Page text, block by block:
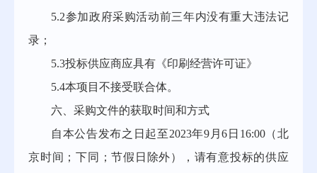
5.2参加政府采购活动前三年内没有重大违法记
录；
5.3投标供应商应具有《印刷经营许可证》
5.4本项目不接受联合体。
六、采购文件的获取时间和方式
自本公告发布之日起至2023年9月6日16:00（北
京时间；下同；节假日除外），请有意投标的供应